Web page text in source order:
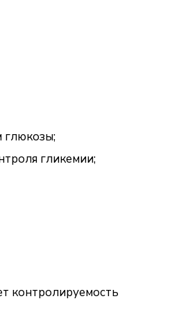
глюкозы;
гликемии;
контролируемость